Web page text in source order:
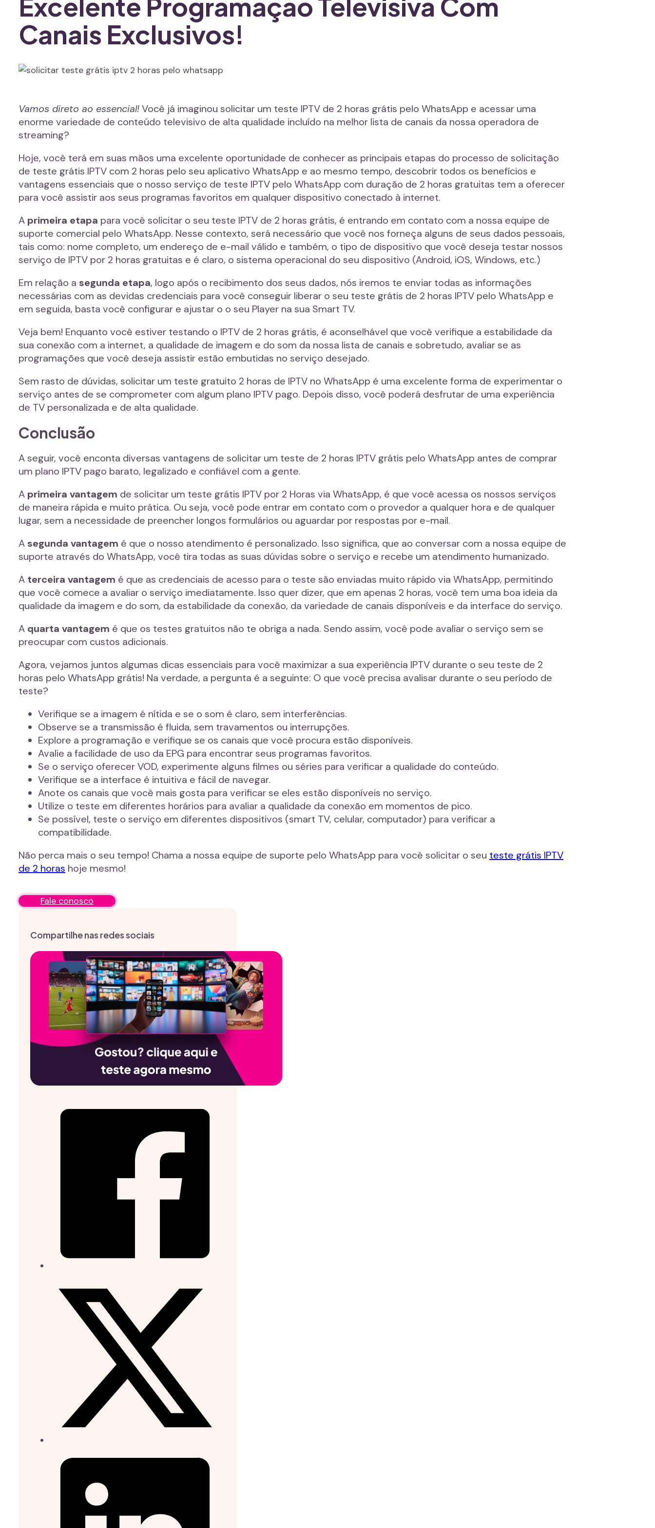
Canais Exclusivos!
Vamos direto ao essencial!Você já imaginou solicitar um teste IPTV de 2 horas grátis pelo WhatsApp e acessar uma
enorme variedade de conteúdo televisivo de alta qualidade incluído na melhor lista de canais da nossa operadora de
streaming?
Hoje, você terá em suas mãos uma excelente oportunidade de conhecer as principais etapas do processo de solicitação
de teste grátis IPTV com 2 horas pelo seu aplicativo WhatsApp e ao mesmo tempo, descobrir todos os benefícios e
vantagens essenciais que o nosso serviço de teste IPTV pelo WhatsApp com duração de 2 horas gratuitas tem a oferecer
para você assistir aos seus programas favoritos em qualquer dispositivo conectado à internet.
A primeira etapa para você solicitar o seu teste IPTV de 2 horas grátis, é entrando em contato com a nossa equipe de
suporte comercial pelo WhatsApp. Nesse contexto, será necessário que você nos forneça alguns de seus dados pessoais,
tais como: nome completo, um endereço de e-mail válido e também, o tipo de dispositivo que você deseja testar nossos
serviço de IPTV por 2 horas gratuitas e é claro, o sistema operacional do seu dispositivo (Android, iOS, Windows, etc.)
Em relação a segunda etapa, logo após o recibimento dos seus dados, nós iremos te enviar todas as informações
necessárias com as devidas credenciais para você conseguir liberar o seu teste grátis de 2 horas IPTV pelo WhatsApp e
em seguida, basta você configurar e ajustar o o seu Player na sua Smart TV.
Veja bem! Enquanto você estiver testando o IPTV de 2 horas grátis, é aconselhável que você verifique a estabilidade da
sua conexão com a internet, a qualidade de imagem e do som da nossa lista de canais e sobretudo, avaliar se as
programações que você deseja assistir estão embutidas no serviço desejado.
Sem rasto de dúvidas, solicitar um teste gratuito 2 horas de IPTV no WhatsApp é uma excelente forma de experimentar o
serviço antes de se comprometer com algum plano IPTV pago. Depois disso, você poderá desfrutar de uma experiência
de TV personalizada e de alta qualidade.
Conclusão
A seguir, você enconta diversas vantagens de solicitar um teste de 2 horas IPTV grátis pelo WhatsApp antes de comprar
um plano IPTV pago barato, legalizado e confiável com a gente.
A primeira vantagem de solicitar um teste grátis IPTV por 2 Horas via WhatsApp, é que você acessa os nossos serviços
de maneira rápida e muito prática. Ou seja, você pode entrar em contato com o provedor a qualquer hora e de qualquer
lugar, sem a necessidade de preencher longos formulários ou aguardar por respostas por e-mail.
A segunda vantagem é que o nosso atendimento é personalizado. Isso significa, que ao conversar com a nossa equipe de
suporte através do WhatsApp, você tira todas as suas dúvidas sobre o serviço e recebe um atendimento humanizado.
A terceira vantagem é que as credenciais de acesso para o teste são enviadas muito rápido via WhatsApp, permitindo
que você comece a avaliar o serviço imediatamente. Isso quer dizer, que em apenas 2 horas, você tem uma boa ideia da
qualidade da imagem e do som, da estabilidade da conexão, da variedade de canais disponíveis e da interface do serviço.
A quarta vantagem é que os testes gratuitos não te obriga a nada. Sendo assim, você pode avaliar o serviço sem se
preocupar com custos adicionais.
Agora, vejamos juntos algumas dicas essenciais para você maximizar a sua experiência IPTV durante o seu teste de 2
horas pelo WhatsApp grátis! Na verdade, a pergunta é a seguinte: O que você precisa avalisar durante o seu período de
teste?
Verifique se a imagem é nítida e se o som é claro, sem interferências.
Observe se a transmissão é fluida, sem travamentos ou interrupções.
Explore a programação e verifique se os canais que você procura estão disponíveis.
Avalie a facilidade de uso da EPG para encontrar seus programas favoritos.
Se o serviço oferecer VOD, experimente alguns filmes ou séries para verificar a qualidade do conteúdo.
Verifique se a interface é intuitiva e fácil de navegar.
Anote os canais que você mais gosta para verificar se eles estão disponíveis no serviço.
Utilize o teste em diferentes horários para avaliar a qualidade da conexão em momentos de pico.
Se possível, teste o serviço em diferentes dispositivos (smart TV, celular, computador) para verificar a
compatibilidade.
Não perca mais o seu tempo! Chama a nossa equipe de suporte pelo WhatsApp para você solicitar o seu teste grátis IPTV
de 2 horas hoje mesmo!
Fale conosco
Compartilhe nas redes sociais